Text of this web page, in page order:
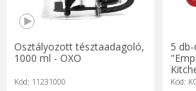
Osztályozott tésztaadagoló,
1000 ml - OXO
Kód: 11231000
5
Kód: